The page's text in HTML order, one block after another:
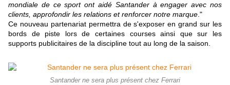
mondiale de ce sport ont aidé Santander à engager avec nos
clients, approfondir les relations et renforcer notre marque ."
Ce nouveau partenariat permettra de s'exposer en grand sur les
bords de piste lors de certaines courses ainsi que sur les
supports publicitaires de la discipline tout au long de la saison.
Santander ne sera plus présent chez Ferrari